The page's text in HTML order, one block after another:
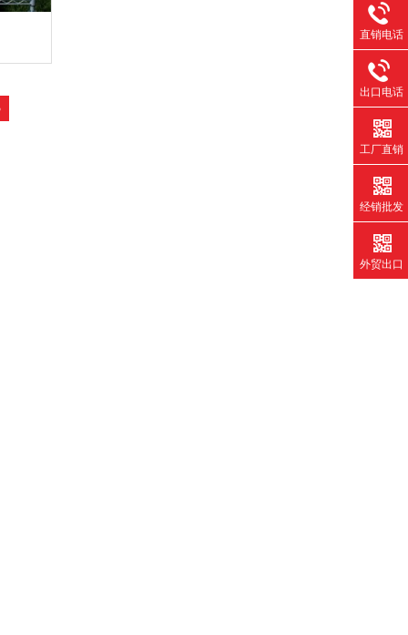
直销电话
出口电话
工厂直销
经销批发
外贸出口